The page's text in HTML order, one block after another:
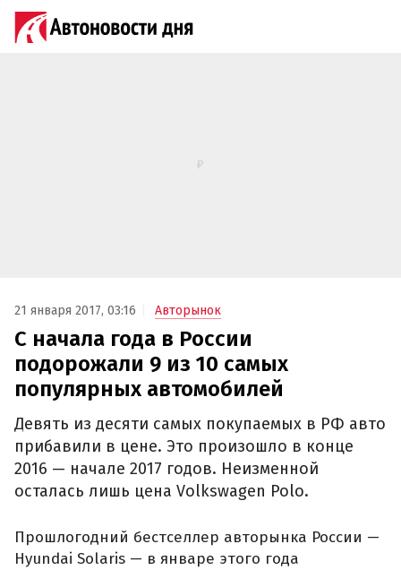
21 января 2017, 03:16 Авторынок
С начала года в России
подорожали 9 из 10 самых
популярных автомобилей
Девять из десяти самых покупаемых в РФ авто
прибавили в цене. Это произошло в конце
2016 — начале 2017 годов. Неизменной
осталась лишь цена Volkswagen Polo.
Прошлогодний бестселлер авторынка России —
Hyundai Solaris — в январе этого года